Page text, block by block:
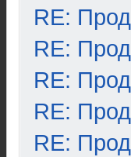
RE:
RE:
RE:
RE:
RE: